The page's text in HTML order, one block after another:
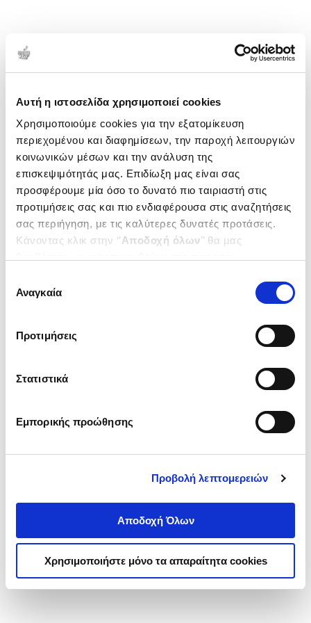
Αυτή η ιστοσελίδα χρησιμοποιεί cookies
Χρησιμοποιούμε cookies για την εξατομίκευση
περιεχομένου και διαφημίσεων, την παροχή λειτουργιών
κοινωνικών μέσων και την ανάλυση της
επισκεψιμότητάς μας. Επιδίωξη μας είναι σας
προσφέρουμε μία όσο το δυνατό πιο ταιριαστή στις
προτιμήσεις σας και πιο ενδιαφέρουσα στις αναζητήσεις
σας περιήγηση, με τις καλύτερες δυνατές προτάσεις.
Κάνοντας κλικ στην ‘’Αποδοχή όλων’’ θα μας
ενδιαφέρουν και να επιλέξετε από τα παρακάτω με την
΄΄και να ενημερωθείτε σχετικά με
συγκατάθεσης
Αναγκαία
Προτιμήσεις
Στατιστικά
Εμπορικής προώθησης
Προβολή λεπτομερειών
Αποδοχή Όλων
Χρησιμοποιήστε μόνο τα απαραίτητα cookies